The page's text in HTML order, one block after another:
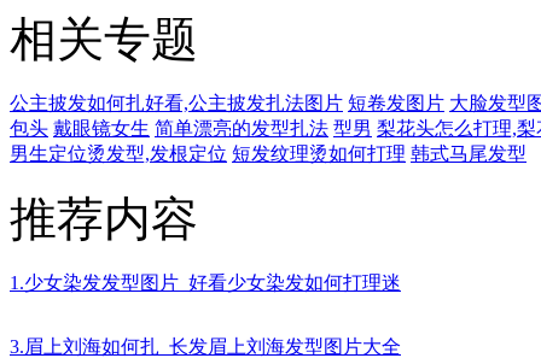
相关专题
公主披发如何扎好看,公主披发扎法图片 短卷发图片 大脸发型
包头 戴眼镜女生 简单漂亮的发型扎法 型男 梨花头怎么打理,
男生定位烫发型,发根定位 短发纹理烫如何打理 韩式马尾发型
推荐内容
1.少女染发发型图片_好看少女染发如何打理迷
3.眉上刘海如何扎_长发眉上刘海发型图片大全